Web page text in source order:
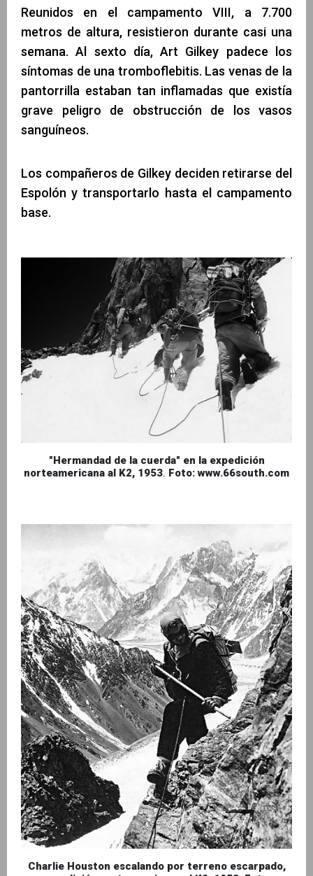
Reunidos en el campamento VIII, a 7.700
metros de altura, resistieron durante casi una
semana. Al sexto día, Art Gilkey padece los
síntomas de una tromboflebitis. Las venas de la
pantorrilla estaban tan inflamadas que existía
grave peligro de obstrucción de los vasos
sanguíneos.
Los compañeros de Gilkey deciden retirarse del
Espolón y transportarlo hasta el campamento
base.
"Hermandad de la cuerda" en la expedición
norteamericana al K2, 1953. Foto: www.66south.com
Charlie Houston escalando por terreno escarpado,